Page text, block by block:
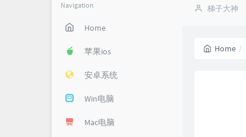
Navigation
Home
苹果ios
安卓系统
Win电脑
Mac电脑
Author：
梯子大神
Home